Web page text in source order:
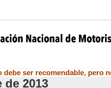
debe ser recomendable, pero
de 2013